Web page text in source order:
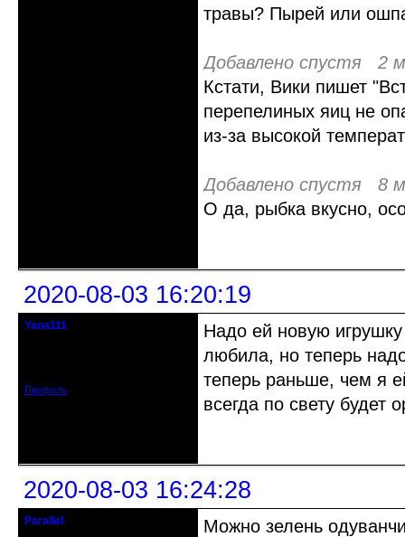
травы? Пырей или
Добавлено спустя 2
Кстати, Вики пишет
перепелиных яиц не
из-за высокой
Добавлено спустя 8
О да, рыбка вкусно,
2020-08-03 16:20:19
Yana111
Профиль
Надо ей новую
любила, но теперь
теперь раньше, чем я
всегда по свету будет
2020-08-03 16:24:28
Parallel
Можно зелень